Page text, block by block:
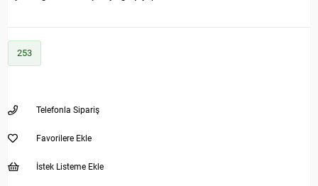
253
Telefonla Sipariş
Favorilere Ekle
İstek Listeme Ekle